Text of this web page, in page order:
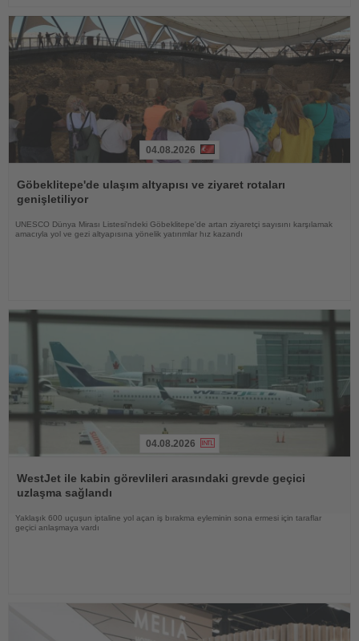
Oku
04.08.2026
Göbeklitepe'de ulaşım altyapısı ve ziyaret rotaları
genişletiliyor
UNESCO Dünya Mirası Listesi'ndeki Göbeklitepe'de artan ziyaretçi sayısını karşılamak
amacıyla yol ve gezi altyapısına yönelik yatırımlar hız kazandı
Oku
04.08.2026
WestJet ile kabin görevlileri arasındaki grevde geçici
uzlaşma sağlandı
Yaklaşık 600 uçuşun iptaline yol açan iş bırakma eyleminin sona ermesi için taraflar
geçici anlaşmaya vardı